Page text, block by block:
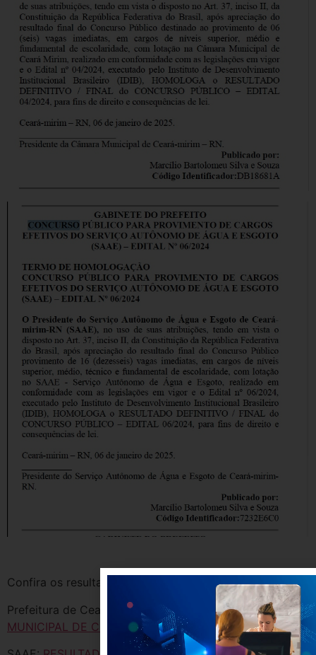
Confira os resultados:
Prefeitura de Ceará-Mirim:
RESULTADO PREFEITURA
MUNICIPAL DE CEARÁ-MIRIM